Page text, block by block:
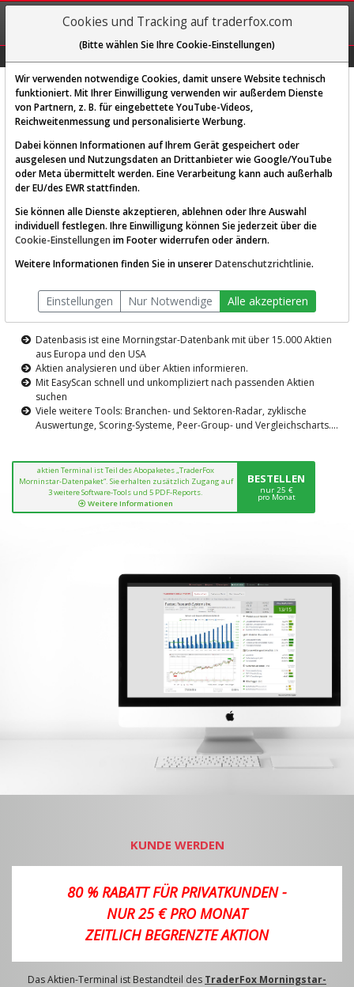
REGIS-
TRIEREN
Diese Funktion ist nur für
AKTIEN-TERMINAL
Die Aktienanalyse-Plattform von
TraderFox
Datenbasis ist eine Morningstar-Datenbank mit über 15.000 Aktien
aus Europa und den USA
Aktien analysieren und über Aktien informieren.
Mit EasyScan schnell und unkompliziert nach passenden Aktien
suchen
Viele weitere Tools: Branchen- und Sektoren-Radar, zyklische
Auswertunge, Scoring-Systeme, Peer-Group- und Vergleichscharts....
aktien Terminal ist Teil des Abopaketes „TraderFox
Morninstar-Datenpaket“. Sie erhalten zusätzlich Zugang auf
3 weitere Software-Tools und 5 PDF-Reports.
Weitere Informationen
BESTELLEN
nur 25 €
pro Monat
KUNDE WERDEN
80 % RABATT FÜR PRIVATKUNDEN -
NUR 25 € PRO MONAT
ZEITLICH BEGRENZTE AKTION
Das Aktien-Terminal ist Bestandteil des TraderFox Morningstar-
Cookies und Tracking auf traderfox.com
(Bitte wählen Sie Ihre Cookie-Einstellungen)
Wir verwenden notwendige Cookies, damit unsere Website technisch
funktioniert. Mit Ihrer Einwilligung verwenden wir außerdem Dienste
von Partnern, z. B. für eingebettete YouTube-Videos,
Reichweitenmessung und personalisierte Werbung.
Dabei können Informationen auf Ihrem Gerät gespeichert oder
ausgelesen und Nutzungsdaten an Drittanbieter wie Google/YouTube
oder Meta übermittelt werden. Eine Verarbeitung kann auch außerhalb
der EU/des EWR stattfinden.
Sie können alle Dienste akzeptieren, ablehnen oder Ihre Auswahl
individuell festlegen. Ihre Einwilligung können Sie jederzeit über die
Cookie-Einstellungen im Footer widerrufen oder ändern.
Weitere Informationen finden Sie in unsererDatenschutzrichtlinie.
Einstellungen Nur Notwendige Alle akzeptieren